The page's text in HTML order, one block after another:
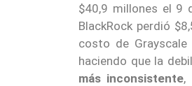
$40,9 millones el 9
BlackRock perdió
costo de
haciendo que la
más inconsistente,